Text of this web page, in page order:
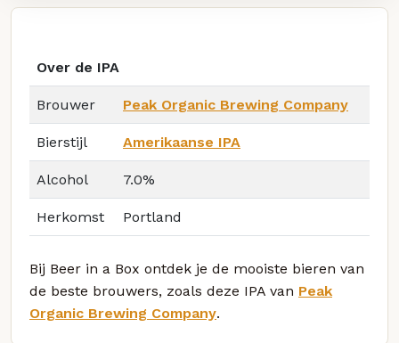
Over de IPA
Brouwer Peak Organic Brewing Company
Bierstijl Amerikaanse IPA
Alcohol 7.0%
Herkomst Portland
Bij Beer in a Box ontdek je de mooiste bieren van
de beste brouwers, zoals deze IPA van Peak
Organic Brewing Company.